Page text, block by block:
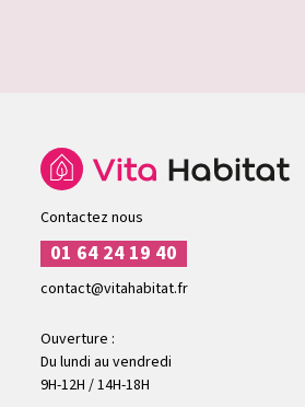
Contactez nous
01 64 24 19 40
contact@vitahabitat.fr
Ouverture :
Du lundi au vendredi
9H-12H / 14H-18H